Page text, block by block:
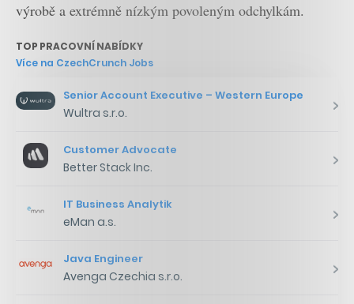
výrobě a extrémně nízkým povoleným odchylkám.
TOP PRACOVNÍ NABÍDKY
Více na CzechCrunch Jobs
Senior Account Executive – Western Europe
Wultra s.r.o.
Customer Advocate
Better Stack Inc.
IT Business Analytik
eMan a.s.
Java Engineer
Avenga Czechia s.r.o.